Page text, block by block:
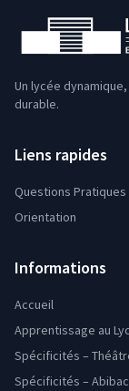
Un lycée
durable.
Liens rapides
Questions Pratiques
Orientation
Informations
Accueil
Apprentissage au
Spécificités –
Spécificités –